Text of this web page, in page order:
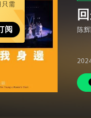
只需
阅 陈